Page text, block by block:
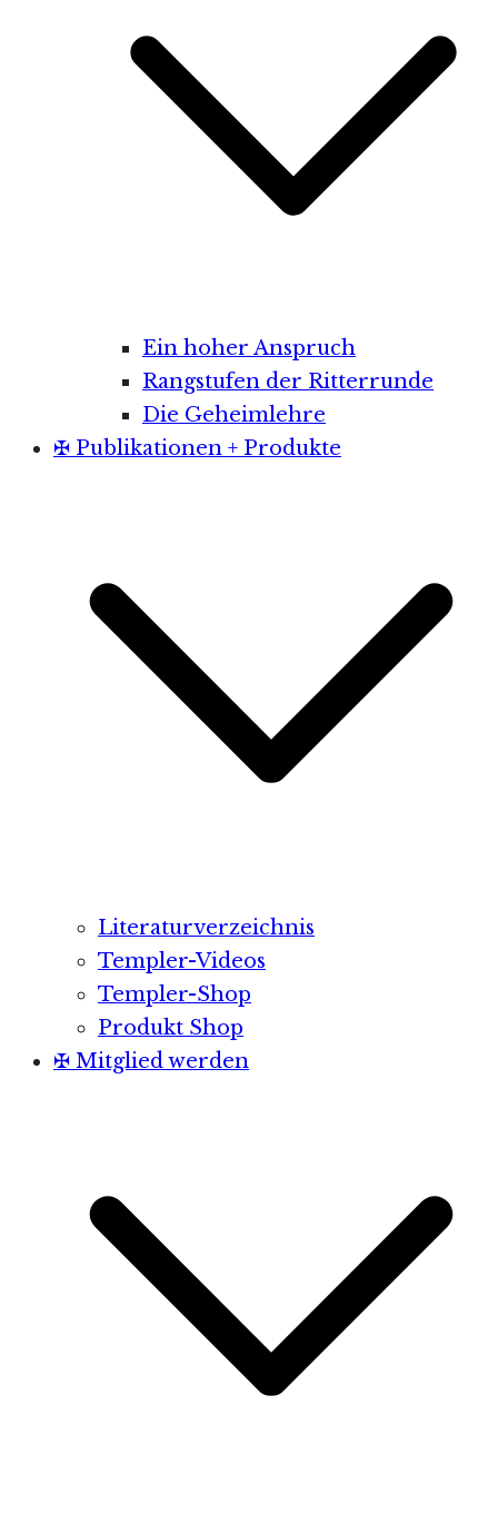
Ein hoher Anspruch
Rangstufen der Ritterrunde
Die Geheimlehre
✠ Publikationen + Produkte
Literaturverzeichnis
Templer-Videos
Templer-Shop
Produkt Shop
✠ Mitglied werden